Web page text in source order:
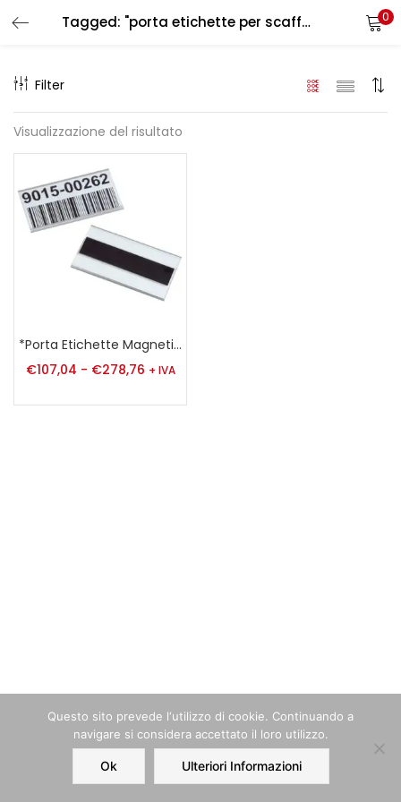
Tagged: "porta etichette per scaffali metallici" 0
Home Order Account
Filter
Visualizzazione del risultato
*Porta Etichette Magnetica
€107,04 - €278,76 + IVA
LOGIN REGISTER
Enter your username and password to login.
Remember me
Lost password?
Questo sito prevede l‘utilizzo di cookie. Continuando a
navigare si considera accettato il loro utilizzo.
Ok Ulteriori Informazioni